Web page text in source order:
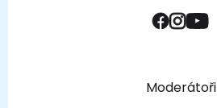
Moderátoři